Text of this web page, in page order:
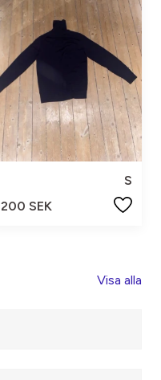
S
200 SEK
Visa alla